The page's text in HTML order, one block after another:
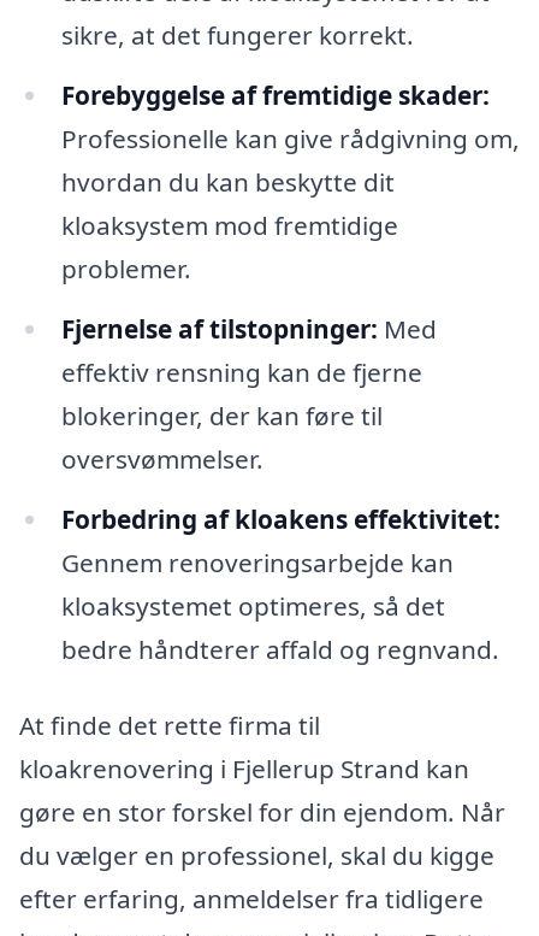
sikre, at det fungerer korrekt.
Forebyggelse af fremtidige skader:
Professionelle kan give rådgivning om,
hvordan du kan beskytte dit
kloaksystem mod fremtidige
problemer.
Fjernelse af tilstopninger: Med
effektiv rensning kan de fjerne
blokeringer, der kan føre til
oversvømmelser.
Forbedring af kloakens effektivitet:
Gennem renoveringsarbejde kan
kloaksystemet optimeres, så det
bedre håndterer affald og regnvand.
At finde det rette firma til
kloakrenovering i Fjellerup Strand kan
gøre en stor forskel for din ejendom. Når
du vælger en professionel, skal du kigge
efter erfaring, anmeldelser fra tidligere